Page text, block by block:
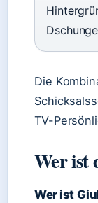
Die
TV-
Wer ist
Wer ist